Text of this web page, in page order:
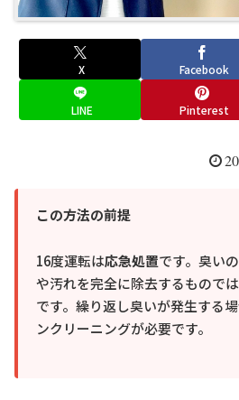
X Facebook
LINE Pinterest
この方法の前提
16度運転は応急処置です。臭い
や汚れを完全に除去するもので
です。繰り返し臭いが発生する
ンクリーニングが必要です。